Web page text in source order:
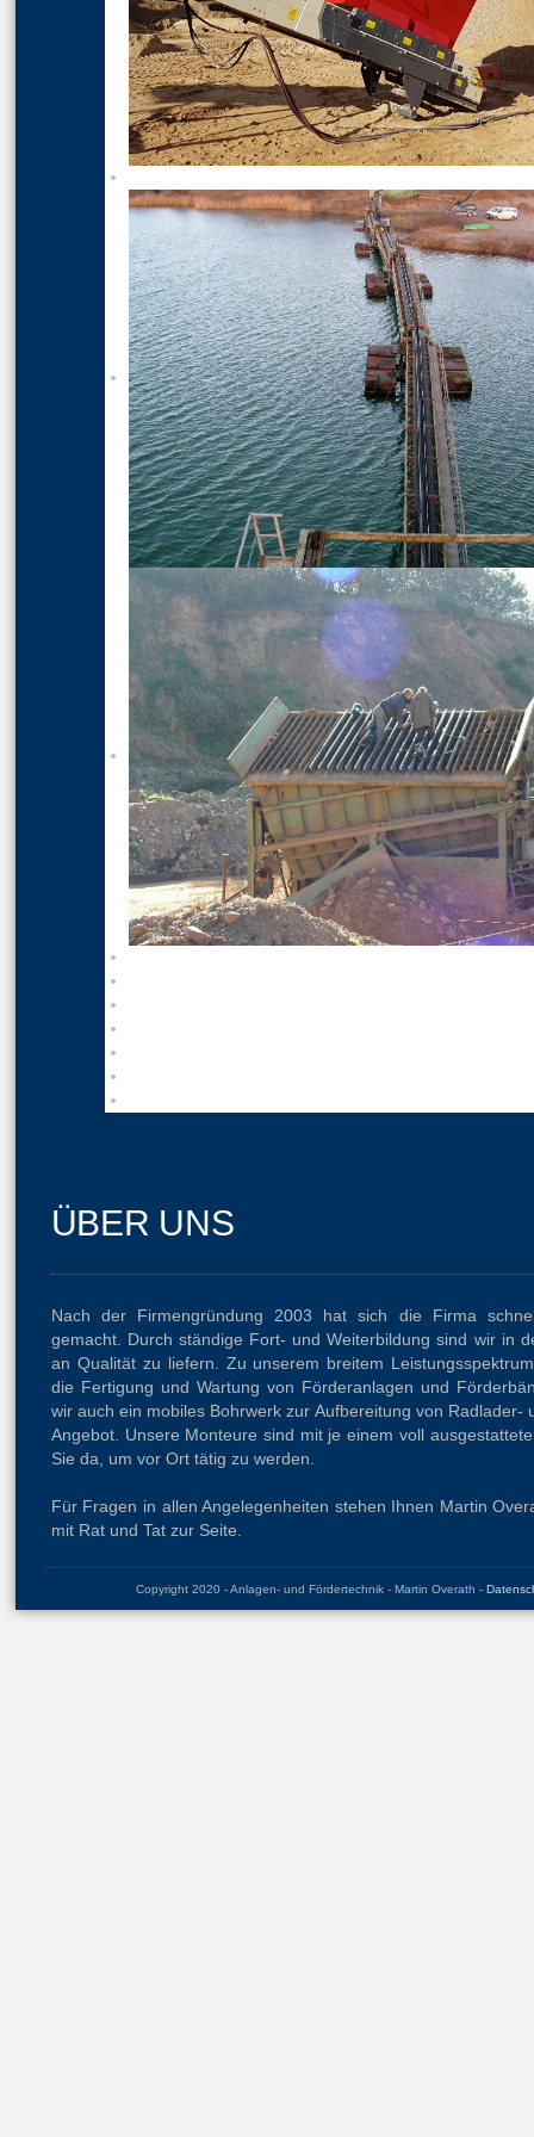
ÜBER UNS
Nach der Firmengründung 2003 hat sich die Firma
gemacht. Durch ständige Fort- und Weiterbildung sind wir in
an Qualität zu liefern. Zu unserem breitem
die Fertigung und Wartung von Förderanlagen und
wir auch ein mobiles Bohrwerk zur Aufbereitung von Radlader-
Angebot. Unsere Monteure sind mit je einem voll
Sie da, um vor Ort tätig zu werden.
Für Fragen in allen Angelegenheiten stehen Ihnen Martin
mit Rat und Tat zur Seite.
Copyright 2020 - Anlagen- und Fördertechnik - Martin Overath -